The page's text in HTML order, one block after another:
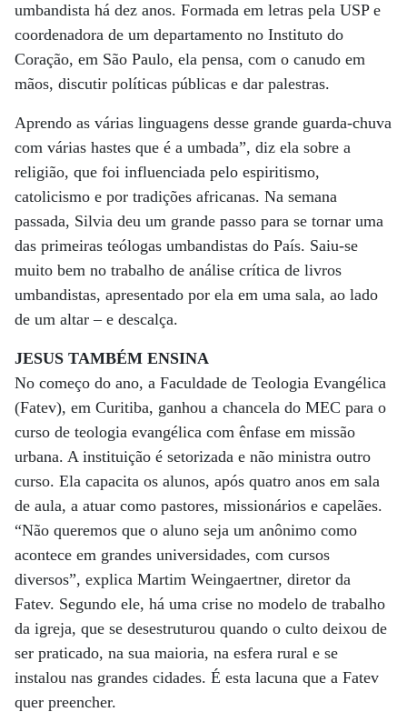
umbandista há dez anos. Formada em letras pela USP e
coordenadora de um departamento no Instituto do
Coração, em São Paulo, ela pensa, com o canudo em
mãos, discutir políticas públicas e dar palestras.
Aprendo as várias linguagens desse grande guarda-chuva
com várias hastes que é a umbada”, diz ela sobre a
religião, que foi influenciada pelo espiritismo,
catolicismo e por tradições africanas. Na semana
passada, Silvia deu um grande passo para se tornar uma
das primeiras teólogas umbandistas do País. Saiu-se
muito bem no trabalho de análise crítica de livros
umbandistas, apresentado por ela em uma sala, ao lado
de um altar – e descalça.
JESUS TAMBÉM ENSINA
No começo do ano, a Faculdade de Teologia Evangélica
(Fatev), em Curitiba, ganhou a chancela do MEC para o
curso de teologia evangélica com ênfase em missão
urbana. A instituição é setorizada e não ministra outro
curso. Ela capacita os alunos, após quatro anos em sala
de aula, a atuar como pastores, missionários e capelães.
“Não queremos que o aluno seja um anônimo como
acontece em grandes universidades, com cursos
diversos”, explica Martim Weingaertner, diretor da
Fatev. Segundo ele, há uma crise no modelo de trabalho
da igreja, que se desestruturou quando o culto deixou de
ser praticado, na sua maioria, na esfera rural e se
instalou nas grandes cidades. É esta lacuna que a Fatev
quer preencher.